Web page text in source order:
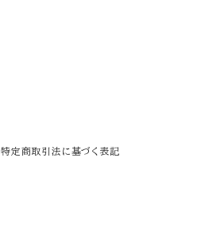
特定商取引法に基づく表記